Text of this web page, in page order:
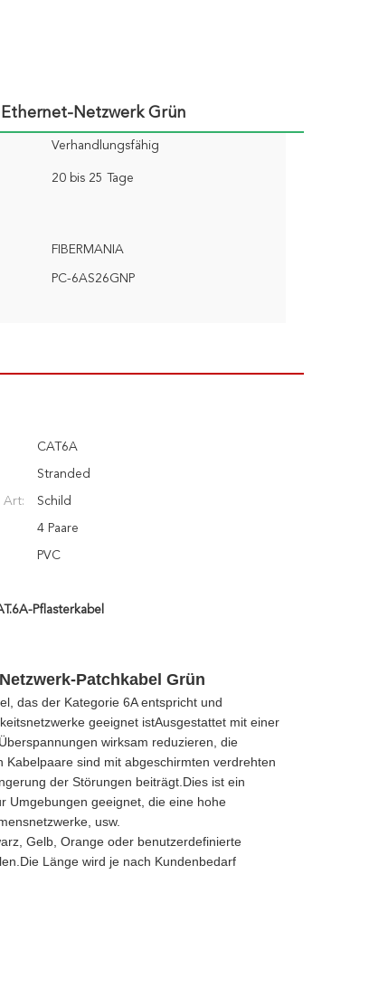
Netzwerk Grün
Verhandlungsfähig
20 bis 25 Tage
FIBERMANIA
PC-6AS26GNP
CAT6A
Stranded
Art: Schild
4 Paare
PVC
Pflasterkabel
Patchkabel Grün
das der Kategorie 6A entspricht und
geeignet istAusgestattet mit einer
wirksam reduzieren, die
sind mit abgeschirmten verdrehten
der Störungen beiträgt.Dies ist ein
Umgebungen geeignet, die eine hohe
usw.
Gelb, Orange oder benutzerdefinierte
Länge wird je nach Kundenbedarf